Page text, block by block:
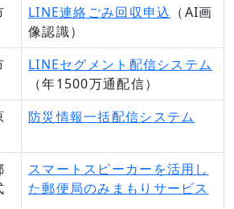
LINE連絡ごみ回収申込 （AI画
像認識）
LINEセグメント配信システム
（年1500万通配信）
防災情報一括配信システム
スマートスピーカーを活用し
た郵便局のみまもりサービス